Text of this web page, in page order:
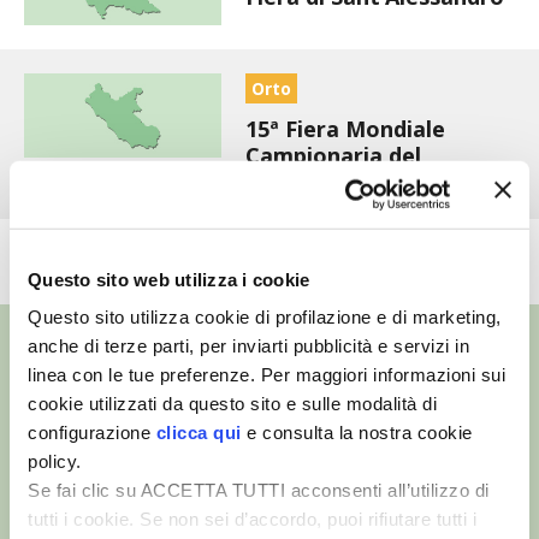
Questo sito web utilizza i cookie
Questo sito utilizza cookie di profilazione e di marketing,
anche di terze parti, per inviarti pubblicità e servizi in
linea con le tue preferenze. Per maggiori informazioni sui
cookie utilizzati da questo sito e sulle modalità di
configurazione clicca qui e consulta la nostra cookie
policy.
Se fai clic su ACCETTA TUTTI acconsenti all’utilizzo di
tutti i cookie. Se non sei d’accordo, puoi rifiutare tutti i
PENSA ALTERNATIVO
GARDENA
VERONESI
RIMANI A CONTATTO CON LA NATURA
CRESCERE INSIEME
ARCHMAN
VITA IN CAMPAGNA LA FIERA
NATURALMENTE
Orto
15ª Fiera Mondiale
Campionaria del
Peperoncino
©- Tutti i diritti riservati
via Bencivenga-Biondani, 16
37133 Verona - Italia